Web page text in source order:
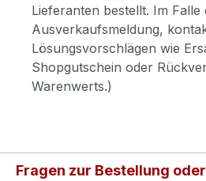
Lieferanten bestellt. Im Falle
Ausverkaufsmeldung,
Lösungsvorschlägen wie
Shopgutschein oder
Warenwerts.)
Fragen zur Bestellung